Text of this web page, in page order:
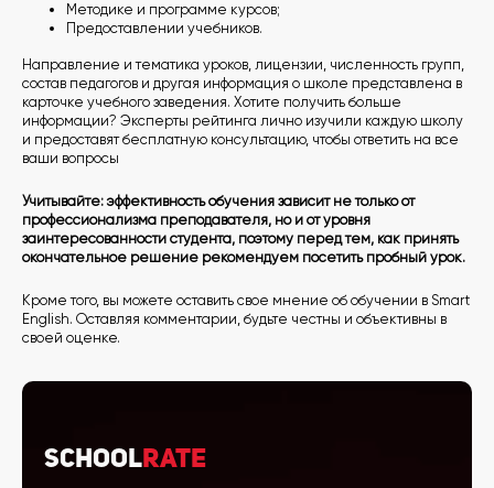
Методике и программе курсов;
Предоставлении учебников.
Направление и тематика уроков, лицензии, численность групп,
состав педагогов и другая информация о школе представлена в
карточке учебного заведения. Хотите получить больше
информации? Эксперты рейтинга лично изучили каждую школу
и предоставят бесплатную консультацию, чтобы ответить на все
ваши вопросы
Учитывайте: эффективность обучения зависит не только от
профессионализма преподавателя, но и от уровня
заинтересованности студента, поэтому перед тем, как принять
окончательное решение рекомендуем посетить пробный урок.
Кроме того, вы можете оставить свое мнение об обучении в Smart
English. Оставляя комментарии, будьте честны и объективны в
своей оценке.
SchoolRate